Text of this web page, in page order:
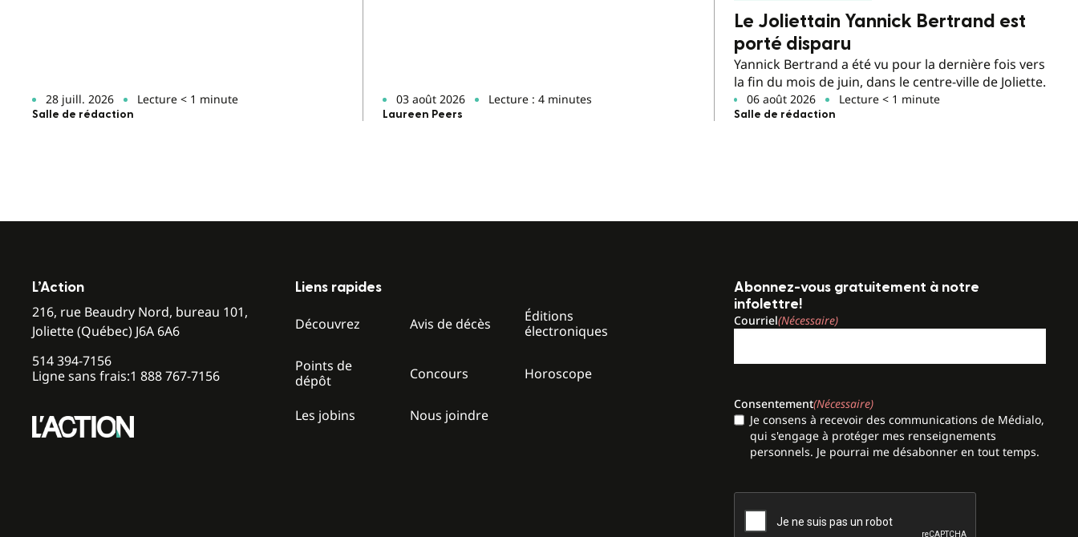
28 juill. 2026 Lecture < 1 minute
Salle de rédaction
03 août 2026 Lecture : 4 minutes
Laureen Peers
Le Joliettain Yannick Bertrand est
porté disparu
Yannick Bertrand a été vu pour la dernière fois vers
la fin du mois de juin, dans le centre-ville de Joliette.
06 août 2026 Lecture < 1 minute
Salle de rédaction
L’Action
216, rue Beaudry Nord, bureau 101,
Joliette (Québec) J6A 6A6
514 394-7156
Ligne sans frais:1 888 767-7156
Liens rapides
Découvrez Avis de décès
Éditions
électroniques
Points de
dépôt
Concours Horoscope
Les jobins Nous joindre
Abonnez-vous gratuitement à notre
infolettre!
Courriel(Nécessaire)
Consentement(Nécessaire)
Je consens à recevoir des communications de Médialo,
qui s'engage à protéger mes renseignements
personnels. Je pourrai me désabonner en tout temps.